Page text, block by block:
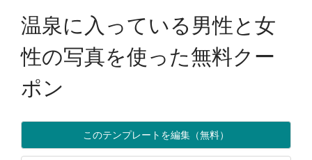
温泉に入っている男性と女
性の写真を使った無料クー
ポン
このテンプレートを編集（無料）